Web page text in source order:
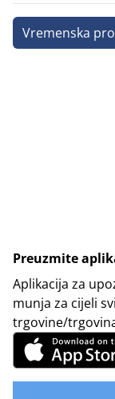
Vremenska
Preuzmite
Aplikacija za
munja za cijeli
trgovine/